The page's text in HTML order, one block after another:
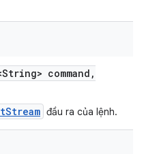
command ,
đầu ra của lệnh.